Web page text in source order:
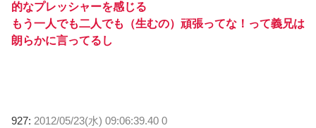
的なプレッシャーを感じる
もう一人でも二人でも（生むの）頑張ってな！って義兄は
朗らかに言ってるし
927: 2012/05/23(水) 09:06:39.40 0